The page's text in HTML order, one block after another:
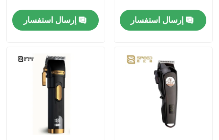
مقطعة شعر محترفة
مقص شعر الحلاق
حلاقة الشعر بدون سلك
إرسال استفسار إرسال استفسار